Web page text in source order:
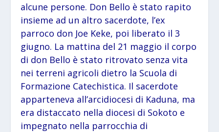
alcune persone. Don Bello è stato rapito
insieme ad un altro sacerdote, l’ex
parroco don Joe Keke, poi liberato il 3
giugno. La mattina del 21 maggio il corpo
di don Bello è stato ritrovato senza vita
nei terreni agricoli dietro la Scuola di
Formazione Catechistica. Il sacerdote
apparteneva all’arcidiocesi di Kaduna, ma
era distaccato nella diocesi di Sokoto e
impegnato nella parrocchia di